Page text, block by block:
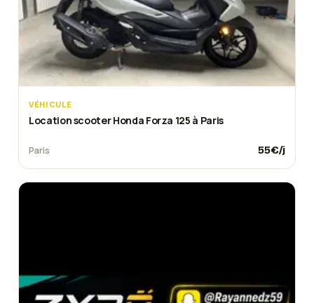
VÉHICULE
Location scooter Honda Forza 125 à Paris
Paris 55€/j